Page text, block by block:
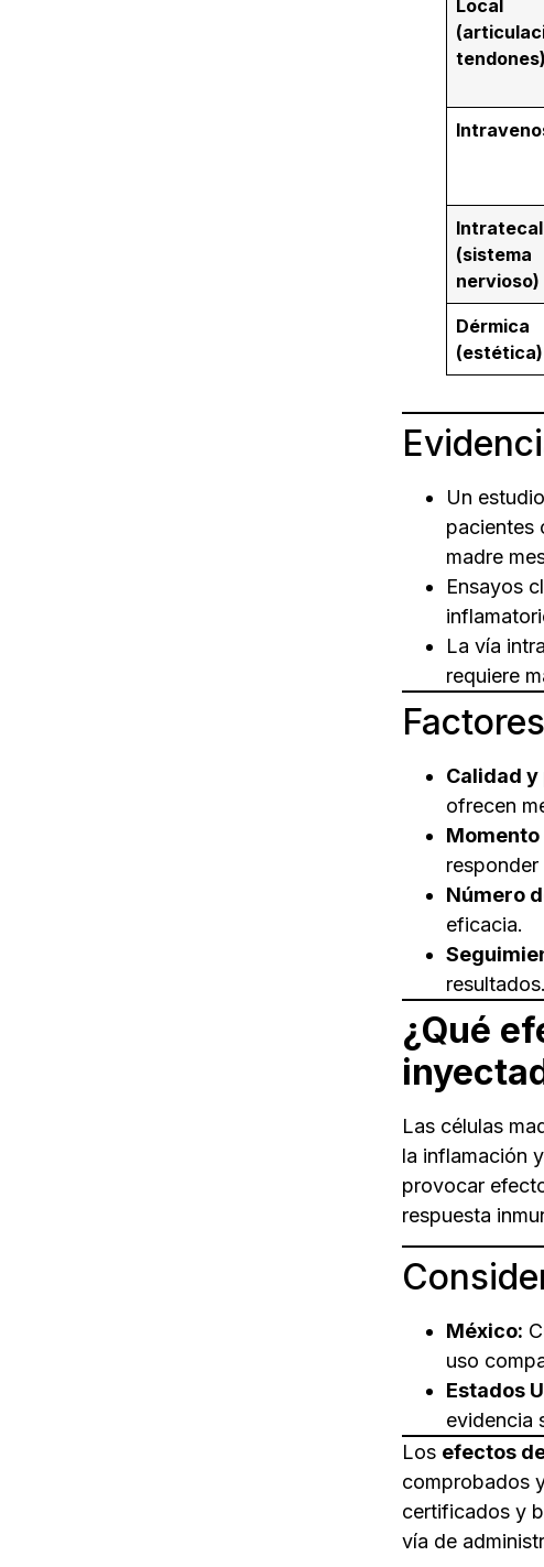
Local
tendones)
Intratecal
(sistema
nervioso)
Dérmica
(estética)
Un
pacientes
madre
Ensayos
La vía
requiere
Calidad y
ofrecen
responder
Número
eficacia.
resultados.
¿Qué
Las células
la inflamación
provocar
respuesta
México:
uso
Estados
evidencia
Los efectos
comprobados
certificados y
vía de